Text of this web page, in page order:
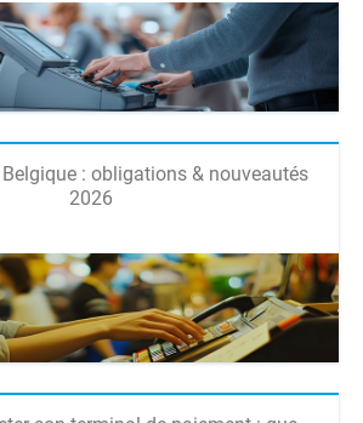
: obligations & nouveautés
2026